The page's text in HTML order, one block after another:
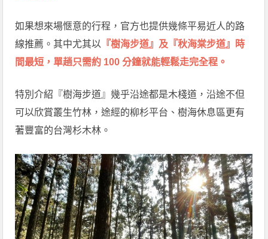
如果想來場愜意的行程，官方也提供幾條平易近人的路
線推薦。其中尤其以 『樹海步道』及『秋海棠步道』時
間最短，單趟只需約 100 分鐘就能輕鬆走完全程。
特別介紹『樹海步道』幾乎沿途都是木棧道，沿途不但
可以欣賞叢生竹林，途經的柳杉平台、樹海休息區更有
著豐富的台灣杉木林。